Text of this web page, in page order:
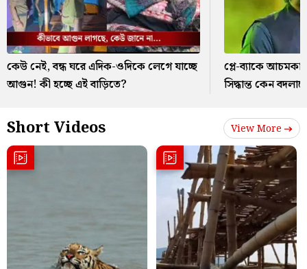
কেউ নেই, বন্ধ ঘরে এদিক-ওদিকে লেগে যাচ্ছে
আগুন! কী হচ্ছে এই বাড়িতে?
প্লে-ব্যাকে আচমকা
সিদ্ধান্ত কেন
Short Videos View More